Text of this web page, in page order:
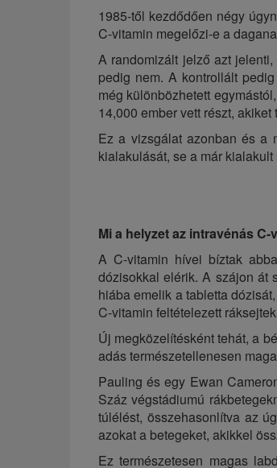
1985-től kezdődően négy
C-vitamin megelőzi-e a
A randomizált jelző azt
pedig nem. A kontrollált
még különbözhetett
14,000 ember vett részt,
Ez a vizsgálat azonban és a
kialakulását, se a már
Mi a helyzet az intravénás
A C-vitamin hívei bíztak
dózisokkal elérik. A szájon át
hiába emelik a tabletta
C-vitamin feltételezett
Új megközelítésként tehát, a
adás természetellenesen
Pauling és egy Ewan
Száz végstádiumú
túlélést, összehasonlítva az
azokat a betegeket, akikkel
Ez természetesen magas